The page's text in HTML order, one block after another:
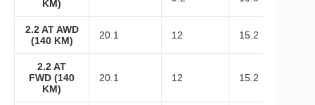
KM)
2.2 AT AWD
(140 KM)
20.1 12 15.2
2.2 AT
FWD (140
KM)
20.1 12 15.2